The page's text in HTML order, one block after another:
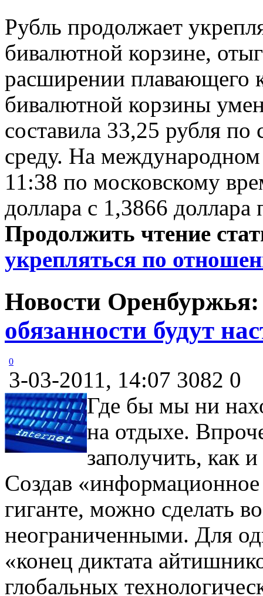
Рубль продолжает
бивалютной корзине,
расширении плавающего
бивалютной корзины
составила 33,25 рубля
среду. На
11:38 по московскому
доллара с 1,3866 доллара
Продолжить чтение
укрепляться по
Новости
обязанности будут
0
3-03-2011, 14:07 3082 0
Где бы мы ни
на отдыхе.
заполучить, как
Создав
гиганте, можно сделать
неограниченными. Для
«конец диктата
глобальных